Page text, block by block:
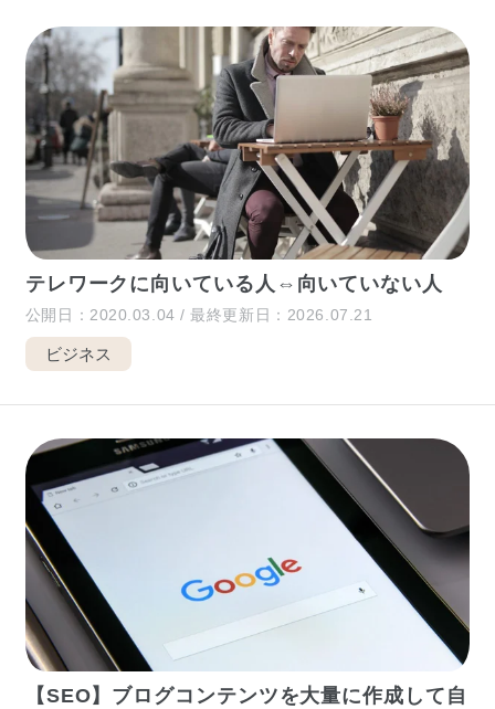
テレワークに向いている人⇔向いていない人
公開日：2020.03.04 / 最終更新日：2026.07.21
ビジネス
【SEO】ブログコンテンツを大量に作成して自